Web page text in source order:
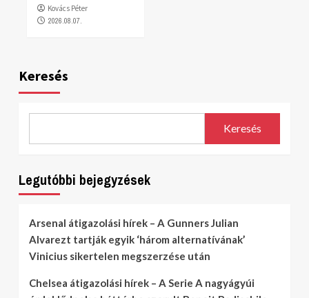
Kovács Péter
2026.08.07.
Keresés
Keresés
Legutóbbi bejegyzések
Arsenal átigazolási hírek – A Gunners Julian
Alvarezt tartják egyik ‘három alternatívának’
Vinicius sikertelen megszerzése után
Chelsea átigazolási hírek – A Serie A nagyágyúi